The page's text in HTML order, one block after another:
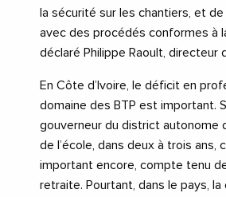
la sécurité sur les chantiers, et
avec des procédés conformes à
déclaré Philippe Raoult, directeur
En Côte d’Ivoire, le déficit en
domaine des BTP est important.
gouverneur du district autonome
de l’école, dans deux à trois ans,
important encore, compte tenu
retraite. Pourtant, dans le pays, la